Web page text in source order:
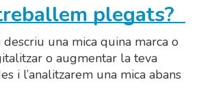
plegats?
descriu una mica quina marca o
o augmentar la teva
i l’analitzarem una mica abans